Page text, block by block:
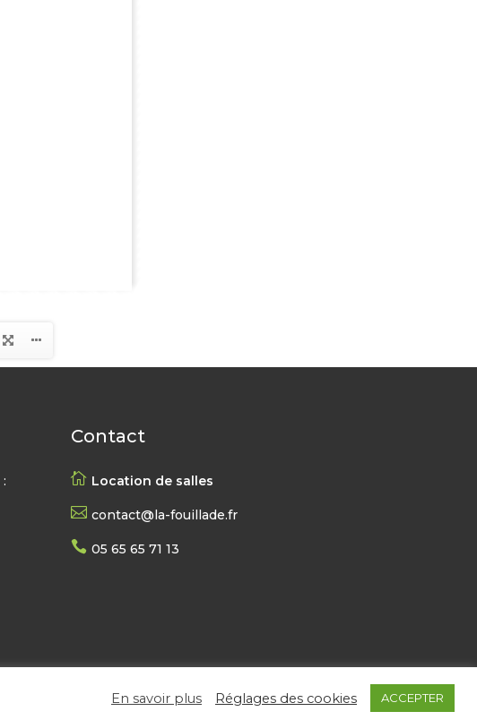
Contact
 Location de salles
 contact@la-fouillade.fr
 05 65 65 71 13
En savoir plus Réglages des cookies ACCEPTER